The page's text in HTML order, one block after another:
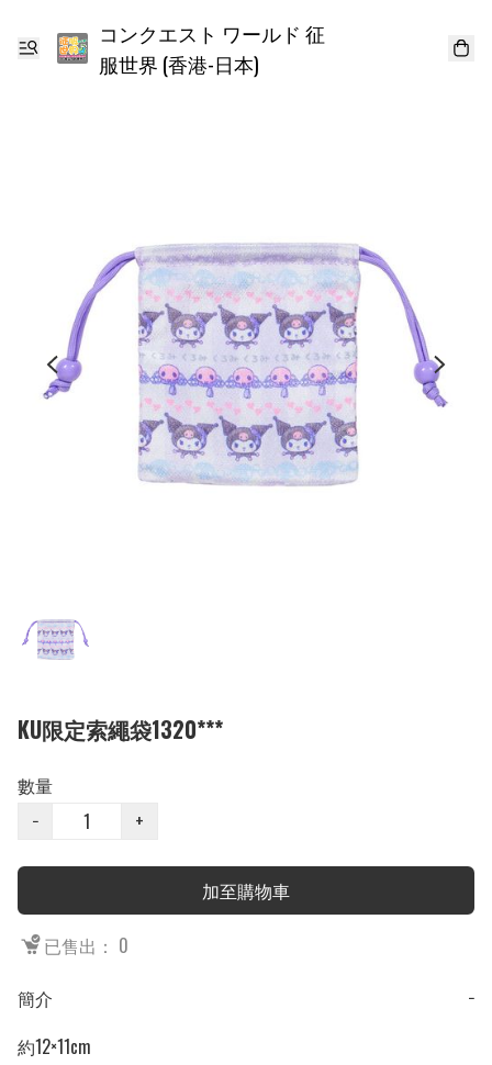
コンクエスト ワールド 征
服世界 (香港-日本)
KU限定索繩袋1320***
數量
−
+
加至購物車
已售出： 0
簡介
−
約12×11cm